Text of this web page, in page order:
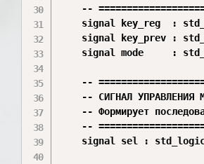
--
signal key_reg  :
signal key_prev :
signal mode     :
--
-- СИГНАЛ УПРАВЛЕНИЯ
-- Формирует
--
signal sel :